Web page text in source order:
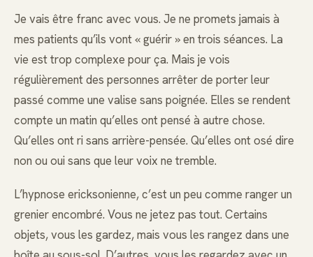
Je vais être franc avec vous. Je ne promets jamais à
mes patients qu’ils vont « guérir » en trois séances. La
vie est trop complexe pour ça. Mais je vois
régulièrement des personnes arrêter de porter leur
passé comme une valise sans poignée. Elles se rendent
compte un matin qu’elles ont pensé à autre chose.
Qu’elles ont ri sans arrière-pensée. Qu’elles ont osé dire
non ou oui sans que leur voix ne tremble.
L’hypnose ericksonienne, c’est un peu comme ranger un
grenier encombré. Vous ne jetez pas tout. Certains
objets, vous les gardez, mais vous les rangez dans une